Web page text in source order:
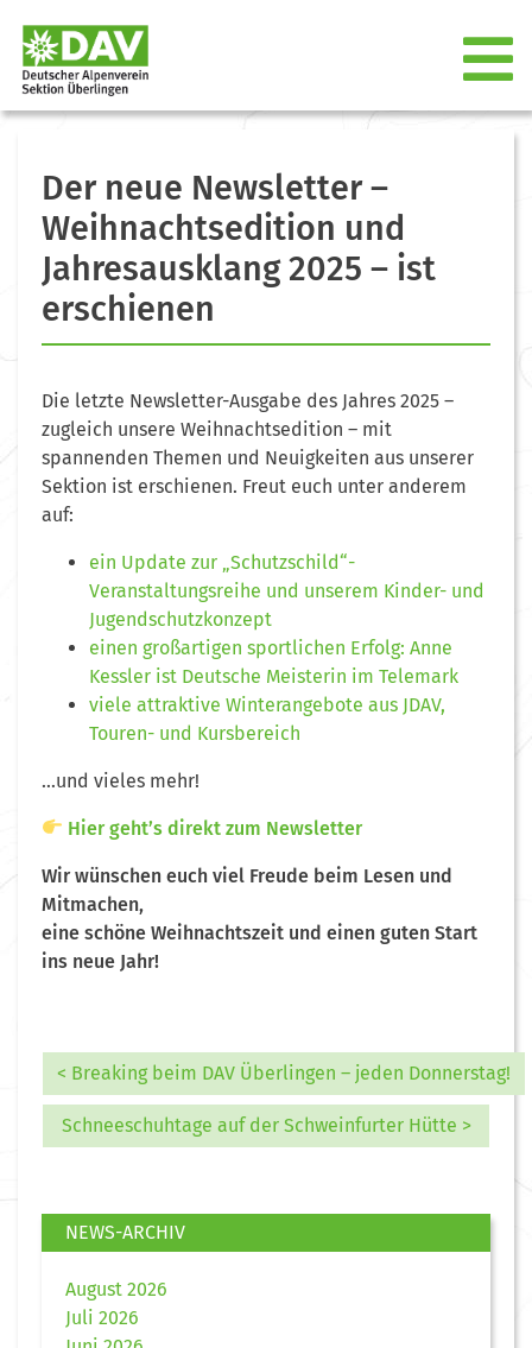
Der neue Newsletter –
Weihnachtsedition und
Jahresausklang 2025 – ist
erschienen
Die letzte Newsletter-Ausgabe des Jahres 2025 –
zugleich unsere Weihnachtsedition – mit
spannenden Themen und Neuigkeiten aus unserer
Sektion ist erschienen. Freut euch unter anderem
auf:
ein Update zur „Schutzschild“-
Veranstaltungsreihe und unserem Kinder- und
Jugendschutzkonzept
einen großartigen sportlichen Erfolg: Anne
Kessler ist Deutsche Meisterin im Telemark
viele attraktive Winterangebote aus JDAV,
Touren- und Kursbereich
…und vieles mehr!
Hier geht’s direkt zum Newsletter
Wir wünschen euch viel Freude beim Lesen und
Mitmachen,
eine schöne Weihnachtszeit und einen guten Start
ins neue Jahr!
< Breaking beim DAV Überlingen – jeden Donnerstag!
Schneeschuhtage auf der Schweinfurter Hütte >
NEWS-ARCHIV
August 2026
Juli 2026